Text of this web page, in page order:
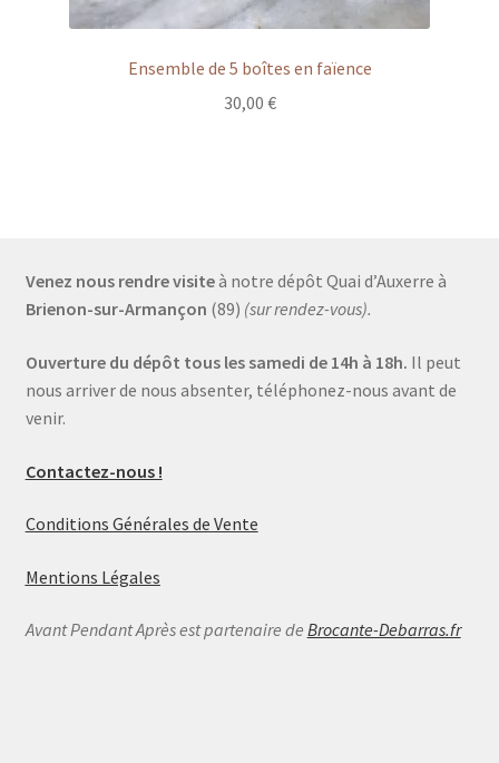
Ensemble de 5 boîtes en faïence
30,00 €
Venez nous rendre visiteà notre dépôt Quai d’Auxerre à
Brienon-sur-Armançon (89) (sur rendez-vous).
Ouverture du dépôt tous les samedi de 14h à 18h. Il peut
nous arriver de nous absenter, téléphonez-nous avant de
venir.
Contactez-nous !
Conditions Générales de Vente
Mentions Légales
Avant Pendant Après est partenaire de Brocante-Debarras.fr